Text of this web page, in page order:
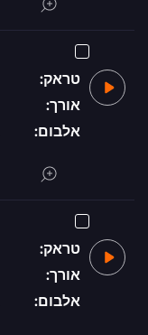
טראק:
אורך:
אלבום:
טראק:
אורך:
אלבום: